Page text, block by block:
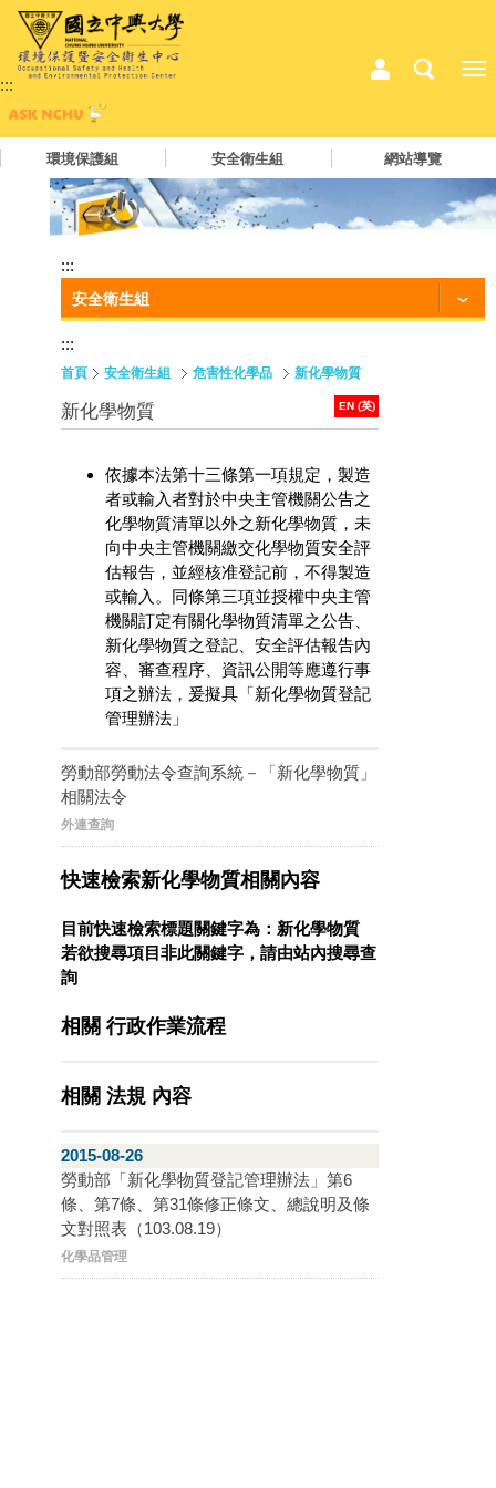
:::
環境保護組 安全衛生組 網站導覽
:::
安全衛生組
:::
首頁 安全衛生組 危害性化學品 新化學物質
EN (英)
新化學物質
依據本法第十三條第一項規定，製造
者或輸入者對於中央主管機關公告之
化學物質清單以外之新化學物質，未
向中央主管機關繳交化學物質安全評
估報告，並經核准登記前，不得製造
或輸入。同條第三項並授權中央主管
機關訂定有關化學物質清單之公告、
新化學物質之登記、安全評估報告內
容、審查程序、資訊公開等應遵行事
項之辦法，爰擬具「新化學物質登記
管理辦法」
勞動部勞動法令查詢系統－「新化學物質」
相關法令
外連查詢
快速檢索新化學物質相關內容
目前快速檢索標題關鍵字為：新化學物質
若欲搜尋項目非此關鍵字，請由站內搜尋查
詢
相關 行政作業流程
相關 法規 內容
2015-08-26
勞動部「新化學物質登記管理辦法」第6
條、第7條、第31條修正條文、總說明及條
文對照表（103.08.19）
化學品管理